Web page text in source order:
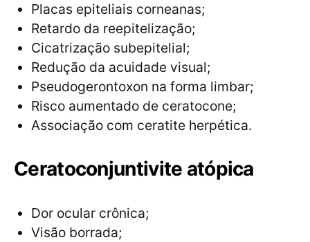
Placas epiteliais corneanas;
Retardo da reepitelização;
Cicatrização subepitelial;
Redução da acuidade visual;
Pseudogerontoxon na forma limbar;
Risco aumentado de ceratocone;
Associação com ceratite herpética.
Ceratoconjuntivite atópica
Dor ocular crônica;
Visão borrada;